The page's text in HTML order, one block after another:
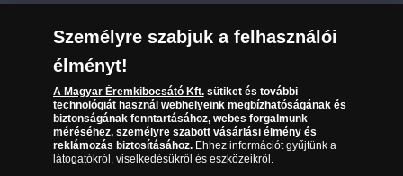
Kézbesítés
Reklamáció
Visszaküldés
Elállási űrlap
Karrier
Sütik (cookies) használata
Süti (cookies)Beállítások
Társaságunkról
Az érmék és érmek ára és értéke
Gyakran ismételt kérdések
06 80 888 889
(díjmentesen hívható hétfőtől csütörtökig 9.00 és 17.00
óra között, péntekenként 9.00 és 15.00 óra között)
Személyre szabjuk a felhasználói
élményt!
A Magyar Éremkibocsátó Kft.sütiket és további
technológiát használ webhelyeink megbízhatóságának és
biztonságának fenntartásához, webes forgalmunk
méréséhez, személyre szabott vásárlási élmény és
reklámozás biztosításához.Ehhez információt gyűjtünk a
látogatókról, viselkedésükről és eszközeikről.